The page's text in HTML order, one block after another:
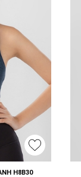
ÁO BRA YOGA THỂ THAO XANH H8B30